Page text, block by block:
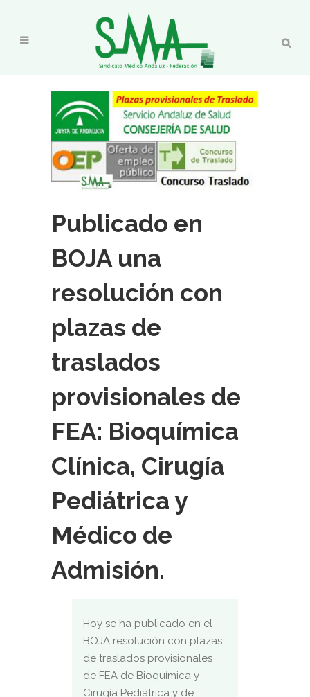
Publicado en
BOJA una
resolución con
plazas de
traslados
provisionales de
FEA: Bioquímica
Clínica, Cirugía
Pediátrica y
Médico de
Admisión.
Hoy se ha publicado en el
BOJA resolución con plazas
de traslados provisionales
de FEA de Bioquímica y
Cirugía Pediátrica y de